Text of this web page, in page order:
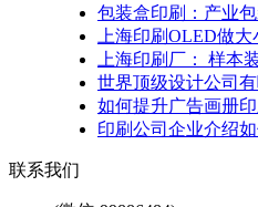
包装盒印刷：产业
上海印刷OLED做
上海印刷厂： 样本
世界顶级设计公司
如何提升广告画册
印刷公司企业介绍
联系我们